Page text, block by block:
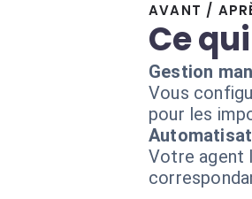
AVANT /
Ce
Gestion
Vous
pour les
Votre agent